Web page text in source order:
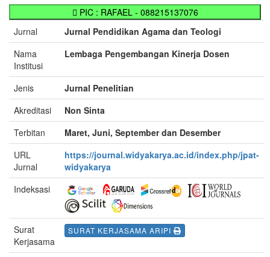
PIC : RAFAEL - 088215137076
Jurnal
Jurnal Pendidikan Agama dan Teologi
Nama
Institusi
Lembaga Pengembangan Kinerja Dosen
Jenis
Jurnal Penelitian
Akreditasi
Non Sinta
Terbitan
Maret, Juni, September dan Desember
URL
Jurnal
https://journal.widyakarya.ac.id/index.php/jpat-
widyakarya
Indeksasi
Surat
Kerjasama
SURAT KERJASAMA ARIPI